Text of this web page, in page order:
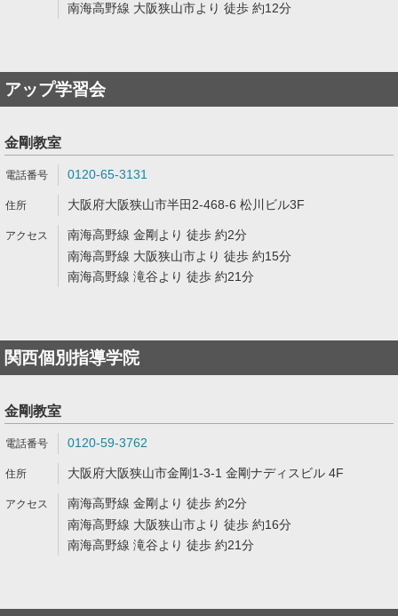
南海高野線 大阪狭山市より 徒歩 約12分
アップ学習会
金剛教室
0120-65-3131
大阪府大阪狭山市半田2-468-6 松川ビル3F
南海高野線 金剛より 徒歩 約2分
南海高野線 大阪狭山市より 徒歩 約15分
南海高野線 滝谷より 徒歩 約21分
関西個別指導学院
金剛教室
0120-59-3762
大阪府大阪狭山市金剛1-3-1 金剛ナディスビル 4F
南海高野線 金剛より 徒歩 約2分
南海高野線 大阪狭山市より 徒歩 約16分
南海高野線 滝谷より 徒歩 約21分